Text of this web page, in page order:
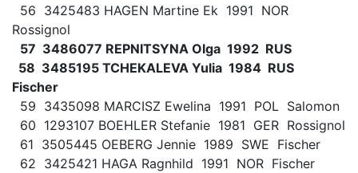
56 3425483 HAGEN Martine Ek 1991 NOR
Rossignol
57 3486077 REPNITSYNA Olga 1992 RUS
58 3485195 TCHEKALEVA Yulia 1984 RUS
Fischer
59 3435098 MARCISZ Ewelina 1991 POL Salomon
60 1293107 BOEHLER Stefanie 1981 GER Rossignol
61 3505445 OEBERG Jennie 1989 SWE Fischer
62 3425421 HAGA Ragnhild 1991 NOR Fischer